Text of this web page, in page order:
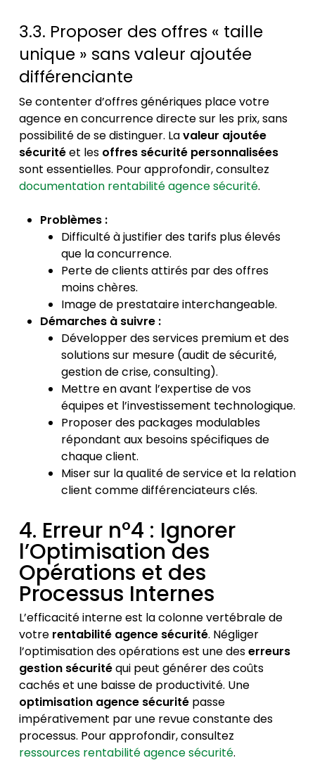
3.3. Proposer des offres « taille
unique » sans valeur ajoutée
différenciante
Se contenter d’offres génériques place votre
agence en concurrence directe sur les prix, sans
possibilité de se distinguer. Lavaleur ajoutée
sécuritéet les offres sécurité personnalisées
sont essentielles. Pour approfondir, consultez
documentation rentabilité agence sécurité.
Problèmes :
Difficulté à justifier des tarifs plus élevés
que la concurrence.
Perte de clients attirés par des offres
moins chères.
Image de prestataire interchangeable.
Démarches à suivre :
Développer des services premium et des
solutions sur mesure (audit de sécurité,
gestion de crise, consulting).
Mettre en avant l’expertise de vos
équipes et l’investissement technologique.
Proposer des packages modulables
répondant aux besoins spécifiques de
chaque client.
Miser sur la qualité de service et la relation
client comme différenciateurs clés.
4. Erreur n°4 : Ignorer
l’Optimisation des
Opérations et des
Processus Internes
L’efficacité interne est la colonne vertébrale de
votre rentabilité agence sécurité. Négliger
l’optimisation des opérations est une deserreurs
gestion sécuritéqui peut générer des coûts
cachés et une baisse de productivité. Une
optimisation agence sécuritépasse
impérativement par une revue constante des
processus. Pour approfondir, consultez
ressources rentabilité agence sécurité.